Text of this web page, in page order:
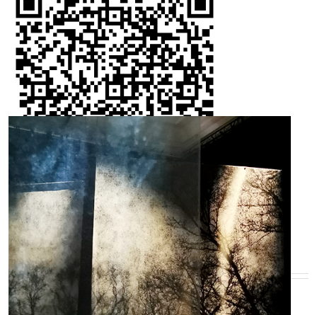
EN SAVOIR PLUS